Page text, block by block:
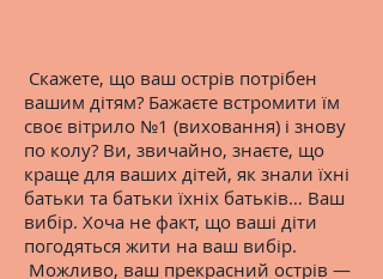
Скажете, що ваш острів потрібен
вашим дітям? Бажаєте встромити їм
своє вітрило №1 (виховання) і знову
по колу? Ви, звичайно, знаєте, що
краще для ваших дітей, як знали їхні
батьки та батьки їхніх батьків… Ваш
вибір. Хоча не факт, що ваші діти
погодяться жити на ваш вибір.
Можливо, ваш прекрасний острів —